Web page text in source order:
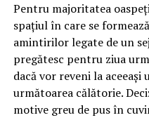
Pentru majoritatea
spațiul în care se
amintirilor legate de un
pregătesc pentru ziua
dacă vor reveni la
următoarea călătorie.
motive greu de pus în